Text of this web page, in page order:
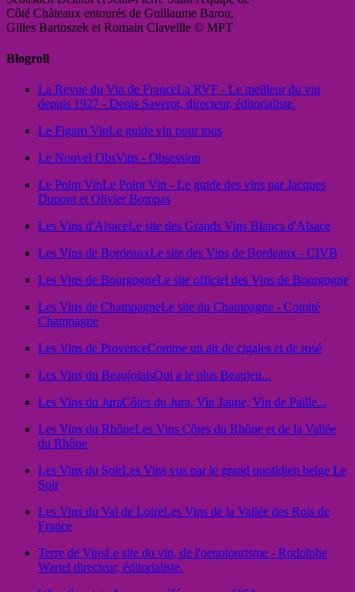
Côté Châteaux entourés de Guillaume Barou,
Gilles Bartoszek et Romain Claveille © MPT
Blogroll
La Revue du Vin de FranceLa RVF - Le meilleur du vin
depuis 1927 - Denis Saverot, directeur, éditorialiste.
Le Figaro VinLe guide vin pour tous
Le Nouvel ObsVins - Obsession
Le Point VinLe Point Vin - Le guide des vins par Jacques
Dupont et Olivier Bompas
Les Vins d'AlsaceLe site des Grands Vins Blancs d'Alsace
Les Vins de BordeauxLe site des Vins de Bordeaux - CIVB
Les Vins de BourgogneLe site officiel des Vins de Bourgogne
Les Vins de ChampagneLe site du Champagne - Comité
Champagne
Les Vins de ProvenceComme un air de cigales et de rosé
Les Vins du BeaujolaisQui a le plus Beaujeu...
Les Vins du JuraCôtes du Jura, Vin Jaune, Vin de Paille...
Les Vins du RhôneLes Vins Côtes du Rhône et de la Vallée
du Rhône
Les Vins du SoirLes Vins vus par le grand quotidien belge Le
Soir
Les Vins du Val de LoireLes Vins de la Vallée des Rois de
France
Terre de VinsLe site du vin, de l'oenotourisme - Rodolphe
Wartel directeur, éditorialiste.